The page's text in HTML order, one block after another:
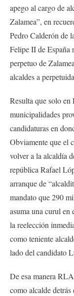
apego al cargo de
Zalamea”, en
Pedro Calderón de
Felipe II de España
perpetuo de
alcaldes a
Resulta que solo
municipalidades
candidaturas en
Obviamente que el
volver a la alcaldía
república Rafael
arranque de
mandato que 290
asuma una curul
la reelección
como teniente
lado del candidato
De esa manera
como alcalde